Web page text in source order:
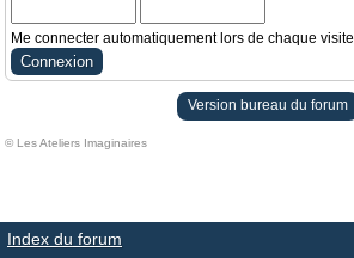
Me connecter automatiquement lors de chaque visite
Version bureau du forum
© Les Ateliers Imaginaires
Index du forum